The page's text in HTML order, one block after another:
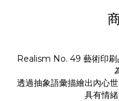
Realism No. 49 藝術印
透過抽象語彙描繪出內心
具有情緒